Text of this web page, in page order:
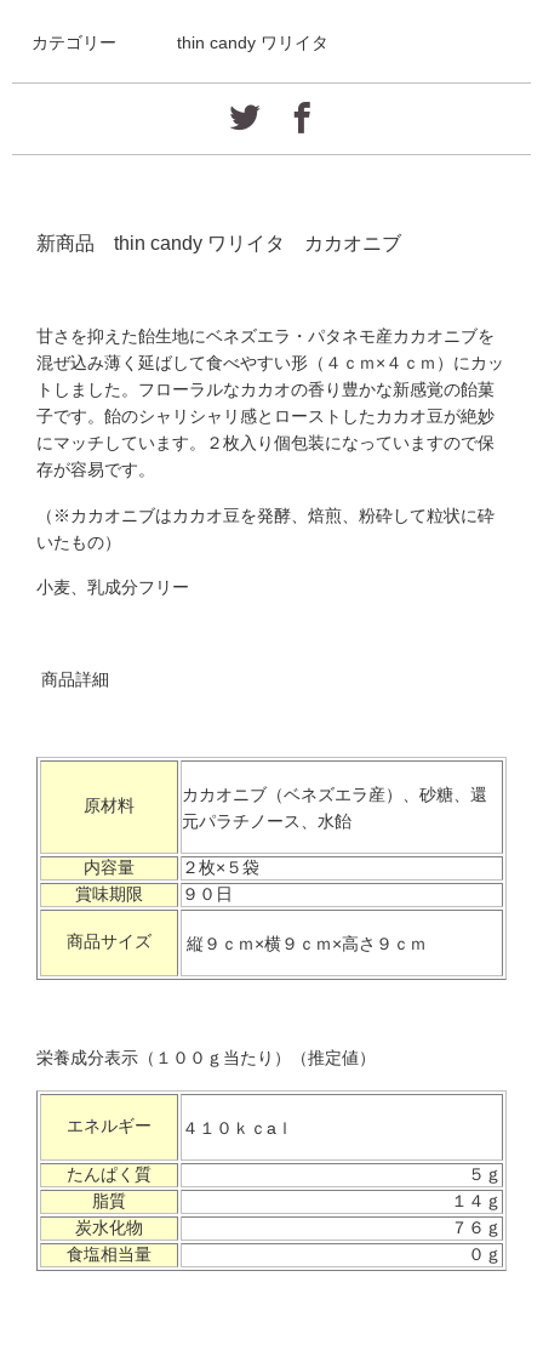
カテゴリー thin candy ワリイタ
新商品 thin candy ワリイタ カカオニブ
甘さを抑えた飴生地にベネズエラ・パタネモ産カカオニブを
混ぜ込み薄く延ばして食べやすい形（４ｃｍ×４ｃｍ）にカッ
トしました。フローラルなカカオの香り豊かな新感覚の飴菓
子です。飴のシャリシャリ感とローストしたカカオ豆が絶妙
にマッチしています。２枚入り個包装になっていますので保
存が容易です。
（※カカオニブはカカオ豆を発酵、焙煎、粉砕して粒状に砕
いたもの）
小麦、乳成分フリー
商品詳細
原材料
カカオニブ（ベネズエラ産）、砂糖、還
元パラチノース、水飴
内容量
２枚×５袋
賞味期限
９０日
商品サイズ 縦９ｃｍ×横９ｃｍ×高さ９ｃｍ
栄養成分表示（１００ｇ当たり）（推定値）
エネルギー ４１０ｋｃaｌ
たんぱく質
５ｇ
脂質
１４ｇ
炭水化物
７６ｇ
食塩相当量
０ｇ